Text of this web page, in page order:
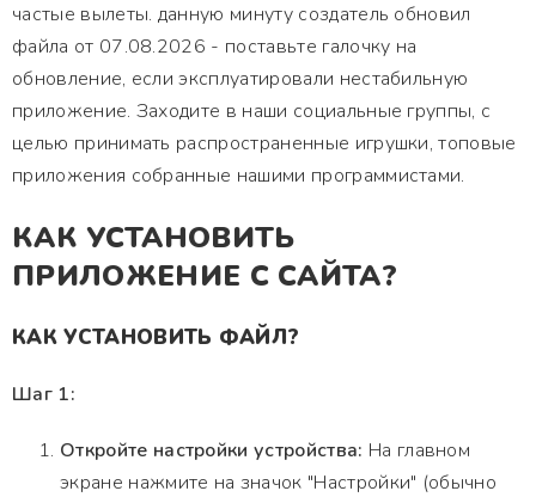
частые вылеты. данную минуту создатель обновил
файла от 07.08.2026 - поставьте галочку на
обновление, если эксплуатировали нестабильную
приложение. Заходите в наши социальные группы, с
целью принимать распространенные игрушки, топовые
приложения собранные нашими программистами.
КАК УСТАНОВИТЬ
ПРИЛОЖЕНИЕ С САЙТА?
КАК УСТАНОВИТЬ ФАЙЛ?
Шаг 1:
Откройте настройки устройства: На главном
экране нажмите на значок "Настройки" (обычно